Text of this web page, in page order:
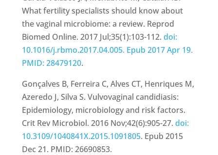
What fertility specialists should know about
the vaginal microbiome: a review. Reprod
Biomed Online. 2017 Jul;35(1):103-112. doi:
10.1016/j.rbmo.2017.04.005. Epub 2017 Apr 19.
PMID: 28479120.
Gonçalves B, Ferreira C, Alves CT, Henriques M,
Azeredo J, Silva S. Vulvovaginal candidiasis:
Epidemiology, microbiology and risk factors.
Crit Rev Microbiol. 2016 Nov;42(6):905-27. doi:
10.3109/1040841X.2015.1091805. Epub 2015
Dec 21. PMID: 26690853.